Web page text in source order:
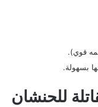
قوي).
بسهولة.
للحنشان